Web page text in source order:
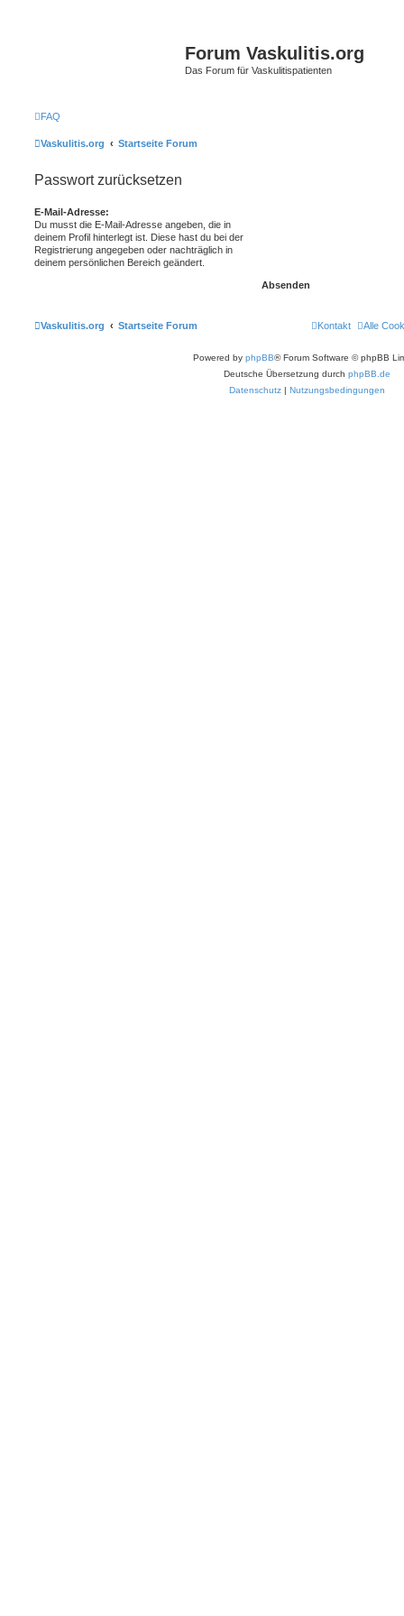
Forum Vaskulitis.org
Das Forum für Vaskulitispatienten
FAQ
Vaskulitis.org Startseite Forum
Passwort zurücksetzen
E-Mail-Adresse:
Du musst die E-Mail-Adresse angeben, die in
deinem Profil hinterlegt ist. Diese hast du bei der
Registrierung angegeben oder nachträglich in
deinem persönlichen Bereich geändert.
Vaskulitis.org Startseite Forum Alle
Kontakt
Powered by phpBB® Forum Software © phpBB
Deutsche Übersetzung durch phpBB.de
Datenschutz | Nutzungsbedingungen